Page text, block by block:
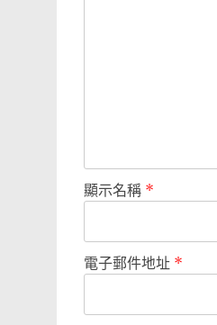
顯示名稱 *
電子郵件地址 *